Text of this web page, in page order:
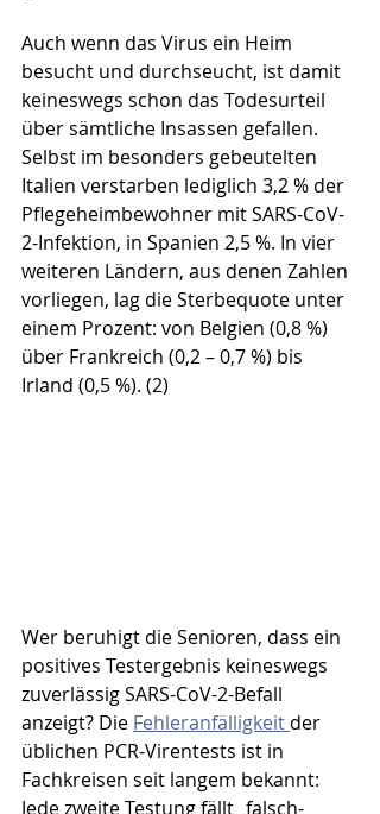
Auch wenn das Virus ein Heim
besucht und durchseucht, ist damit
keineswegs schon das Todesurteil
über sämtliche Insassen gefallen.
Selbst im besonders gebeutelten
Italien verstarben lediglich 3,2 % der
Pflegeheimbewohner mit SARS-CoV-
2-Infektion, in Spanien 2,5 %. In vier
weiteren Ländern, aus denen Zahlen
vorliegen, lag die Sterbequote unter
einem Prozent: von Belgien (0,8 %)
über Frankreich (0,2 – 0,7 %) bis
Irland (0,5 %). (2)
Wer beruhigt die Senioren, dass ein
positives Testergebnis keineswegs
zuverlässig SARS-CoV-2-Befall
anzeigt? Die Fehler­anfälligkeit der
üblichen PCR-Virentests ist in
Fachkreisen seit langem bekannt:
Jede zweite Testung fällt „falsch-